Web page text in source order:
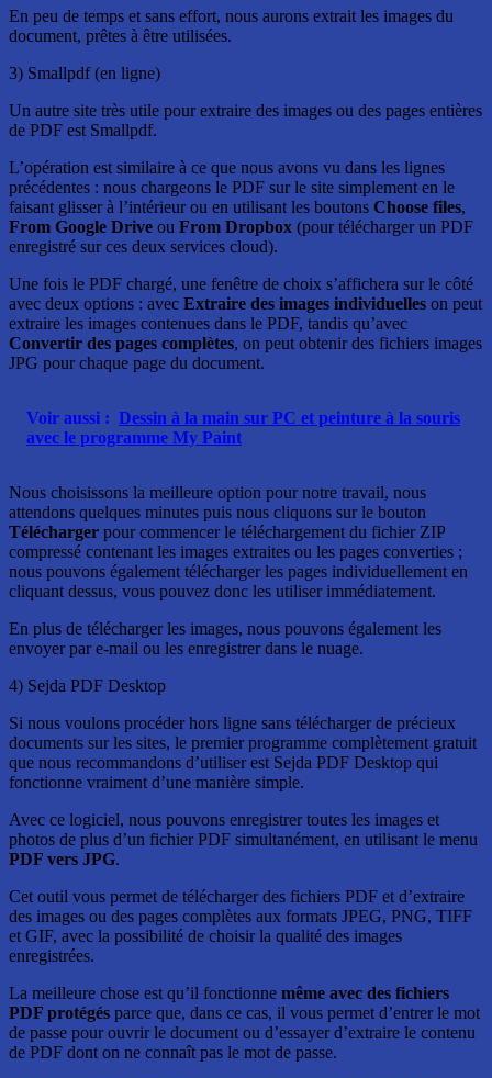
En peu de temps et sans effort, nous aurons extrait les images du
document, prêtes à être utilisées.
3) Smallpdf (en ligne)
Un autre site très utile pour extraire des images ou des pages entières
de PDF est Smallpdf.
L’opération est similaire à ce que nous avons vu dans les lignes
précédentes : nous chargeons le PDF sur le site simplement en le
faisant glisser à l’intérieur ou en utilisant les boutons Choose files,
From Google Drive ou From Dropbox (pour télécharger un PDF
enregistré sur ces deux services cloud).
Une fois le PDF chargé, une fenêtre de choix s’affichera sur le côté
avec deux options : avec Extraire des images individuelles on peut
extraire les images contenues dans le PDF, tandis qu’avec
Convertir des pages complètes, on peut obtenir des fichiers images
JPG pour chaque page du document.
Voir aussi : Dessin à la main sur PC et peinture à la souris
avec le programme My Paint
Nous choisissons la meilleure option pour notre travail, nous
attendons quelques minutes puis nous cliquons sur le bouton
Télécharger pour commencer le téléchargement du fichier ZIP
compressé contenant les images extraites ou les pages converties ;
nous pouvons également télécharger les pages individuellement en
cliquant dessus, vous pouvez donc les utiliser immédiatement.
En plus de télécharger les images, nous pouvons également les
envoyer par e-mail ou les enregistrer dans le nuage.
4) Sejda PDF Desktop
Si nous voulons procéder hors ligne sans télécharger de précieux
documents sur les sites, le premier programme complètement gratuit
que nous recommandons d’utiliser est Sejda PDF Desktop qui
fonctionne vraiment d’une manière simple.
Avec ce logiciel, nous pouvons enregistrer toutes les images et
photos de plus d’un fichier PDF simultanément, en utilisant le menu
PDF vers JPG.
Cet outil vous permet de télécharger des fichiers PDF et d’extraire
des images ou des pages complètes aux formats JPEG, PNG, TIFF
et GIF, avec la possibilité de choisir la qualité des images
enregistrées.
La meilleure chose est qu’il fonctionne même avec des fichiers
PDF protégés parce que, dans ce cas, il vous permet d’entrer le mot
de passe pour ouvrir le document ou d’essayer d’extraire le contenu
de PDF dont on ne connaît pas le mot de passe.